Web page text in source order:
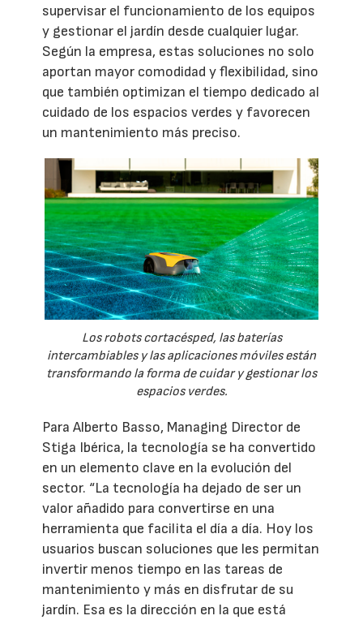
supervisar el funcionamiento de los equipos
y gestionar el jardín desde cualquier lugar.
Según la empresa, estas soluciones no solo
aportan mayor comodidad y flexibilidad, sino
que también optimizan el tiempo dedicado al
cuidado de los espacios verdes y favorecen
un mantenimiento más preciso.
Los robots cortacésped, las baterías
intercambiables y las aplicaciones móviles están
transformando la forma de cuidar y gestionar los
espacios verdes.
Para Alberto Basso, Managing Director de
Stiga Ibérica, la tecnología se ha convertido
en un elemento clave en la evolución del
sector. “La tecnología ha dejado de ser un
valor añadido para convertirse en una
herramienta que facilita el día a día. Hoy los
usuarios buscan soluciones que les permitan
invertir menos tiempo en las tareas de
mantenimiento y más en disfrutar de su
jardín. Esa es la dirección en la que está